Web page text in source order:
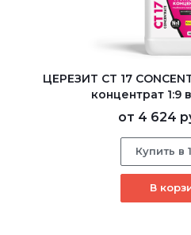
ЦЕРЕЗИТ CT 17
концентрат 1:9
от 4 624
Купить в
В